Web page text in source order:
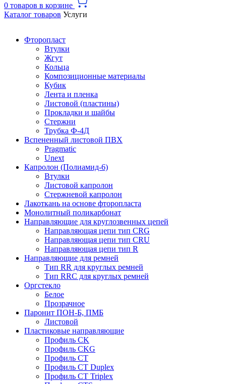
0 товаров в корзине
Каталог товаров Услуги
Фторопласт
Втулки
Жгут
Кольца
Композиционные материалы
Кубик
Лента и пленка
Листовой (пластины)
Прокладки и шайбы
Стержни
Трубка Ф-4Д
Вспененный листовой ПВХ
Pragmatic
Unext
Капролон (Полиамид-6)
Втулки
Листовой капролон
Стержневой капролон
Лакоткань на основе фторопласта
Монолитный поликарбонат
Направляющие для круглозвенных цепей
Направляющая цепи тип CRG
Направляющая цепи тип CRU
Направляющая цепи тип R
Направляющие для ремней
Тип RR для круглых ремней
Тип RRС для круглых ремней
Оргстекло
Белое
Прозрачное
Паронит ПОН-Б, ПМБ
Листовой
Пластиковые направляющие
Профиль CK
Профиль CKG
Профиль CT
Профиль CT Duplex
Профиль CT Triplex